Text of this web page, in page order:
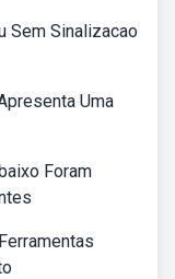
Sem Sinalizacao
Uma
Foram